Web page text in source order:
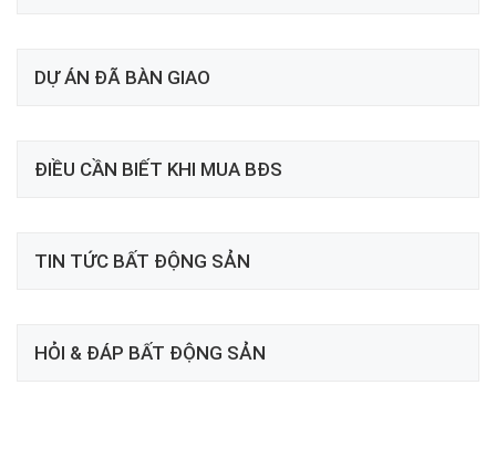
DỰ ÁN ĐÃ BÀN GIAO
ĐIỀU CẦN BIẾT KHI MUA BĐS
TIN TỨC BẤT ĐỘNG SẢN
HỎI & ĐÁP BẤT ĐỘNG SẢN